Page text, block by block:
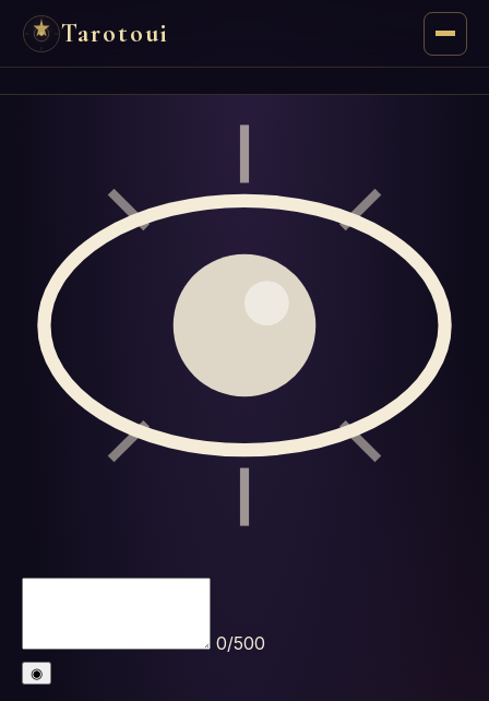
Tarotoui
Réponses du Tarot
Oracles
Mancie
Astrologie
Numérologie
0/500
◉